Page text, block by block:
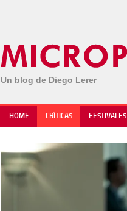
Un blog de Diego Lerer
HOME CRÍTICAS FESTIVALES